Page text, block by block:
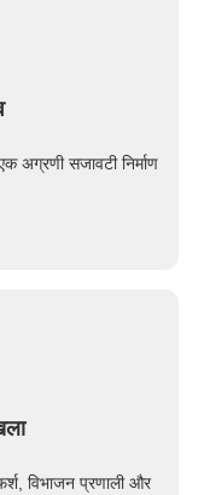
अग्रणी सजावटी निर्माण
विभाजन प्रणाली और